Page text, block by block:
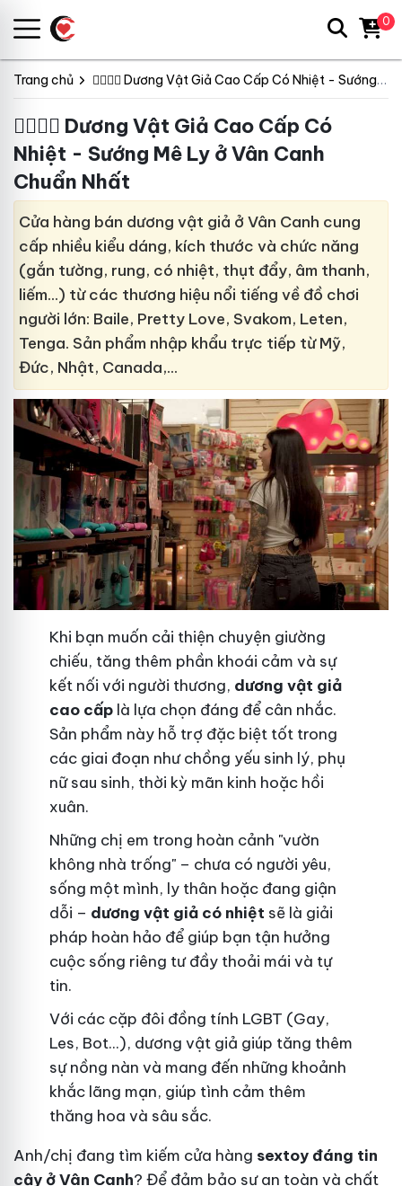
Trang chủ 👩‍❤️‍💋‍👨 Dương Vật Giả Cao Cấp Có Nhiệt - Sướng Mê Ly
👩‍❤️‍💋‍👨 Dương Vật Giả Cao Cấp Có
Nhiệt - Sướng Mê Ly ở Vân Canh
Chuẩn Nhất
Cửa hàng bán dương vật giả ở Vân Canh cung
cấp nhiều kiểu dáng, kích thước và chức năng
(gắn tường, rung, có nhiệt, thụt đẩy, âm thanh,
liếm…) từ các thương hiệu nổi tiếng về đồ chơi
người lớn: Baile, Pretty Love, Svakom, Leten,
Tenga. Sản phẩm nhập khẩu trực tiếp từ Mỹ,
Đức, Nhật, Canada,…
Khi bạn muốn cải thiện chuyện giường
chiếu, tăng thêm phần khoái cảm và sự
kết nối với người thương, dương vật giả
cao cấp là lựa chọn đáng để cân nhắc.
Sản phẩm này hỗ trợ đặc biệt tốt trong
các giai đoạn như chồng yếu sinh lý, phụ
nữ sau sinh, thời kỳ mãn kinh hoặc hồi
xuân.
Những chị em trong hoàn cảnh "vườn
không nhà trống" – chưa có người yêu,
sống một mình, ly thân hoặc đang giận
dỗi – dương vật giả có nhiệt sẽ là giải
pháp hoàn hảo để giúp bạn tận hưởng
cuộc sống riêng tư đầy thoải mái và tự
tin.
Với các cặp đôi đồng tính LGBT (Gay,
Les, Bot...), dương vật giả giúp tăng thêm
sự nồng nàn và mang đến những khoảnh
khắc lãng mạn, giúp tình cảm thêm
thăng hoa và sâu sắc.
Anh/chị đang tìm kiếm cửa hàng sextoy đáng tin
cậy ở Vân Canh? Để đảm bảo sự an toàn và chất
0